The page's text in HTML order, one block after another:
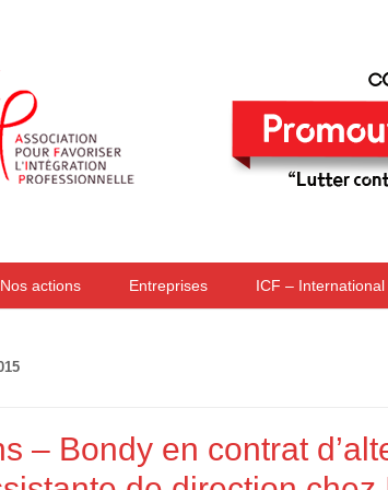
Nos actions Entreprises ICF –
– Bondy en contrat